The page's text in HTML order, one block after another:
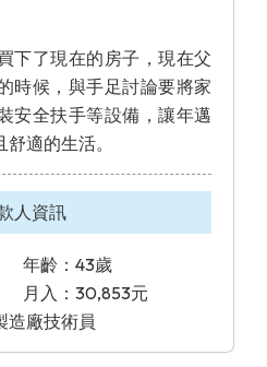
下了現在的房子，現在父
時候，與手足討論要將家
安全扶手等設備，讓年邁
適的生活。
人資訊
年齡：43歲
月入：30,853元
造廠技術員